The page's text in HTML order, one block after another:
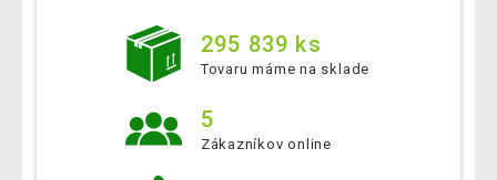
295 839 ks
Tovaru máme na sklade
5
Zákazníkov online